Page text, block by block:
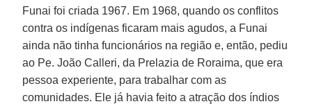
Funai foi criada 1967. Em 1968, quando os conflitos
contra os indígenas ficaram mais agudos, a Funai
ainda não tinha funcionários na região e, então, pediu
ao Pe. João Calleri, da Prelazia de Roraima, que era
pessoa experiente, para trabalhar com as
comunidades. Ele já havia feito a atração dos índios